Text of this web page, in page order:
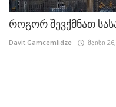
როგორ შევქმნათ
Davit.Gamcemlidze მაისი